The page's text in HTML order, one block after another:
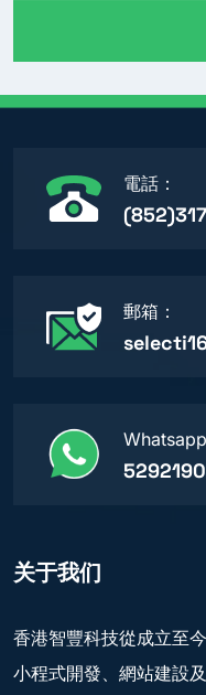
電話：
郵箱：
Whatsapp
关于我们
香港智豐科技從成立至
小程式開發、網站建設